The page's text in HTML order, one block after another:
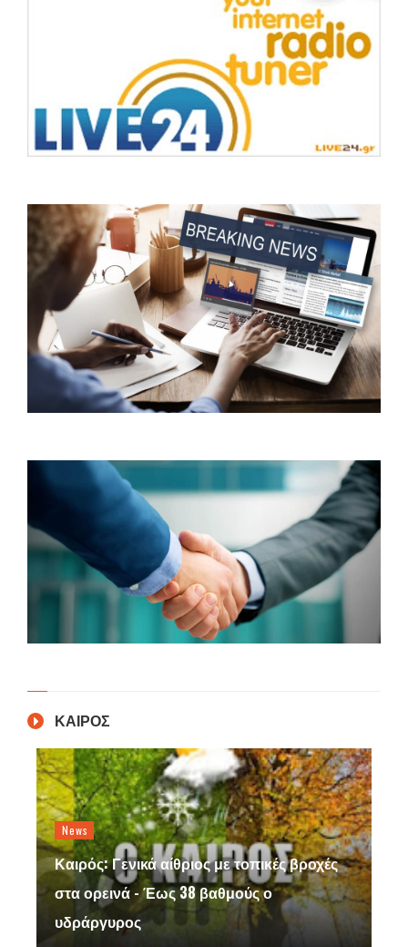
ΚΑΙΡΟΣ
News
Καιρός: Γενικά αίθριος με τοπικές βροχές
στα ορεινά - Έως 38 βαθμούς ο
υδράργυρος